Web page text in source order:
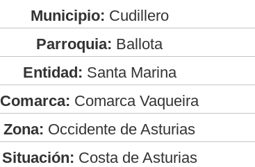
Municipio: Cudillero
Parroquia: Ballota
Entidad: Santa Marina
Comarca: Comarca Vaqueira
Zona: Occidente de Asturias
Situación: Costa de Asturias